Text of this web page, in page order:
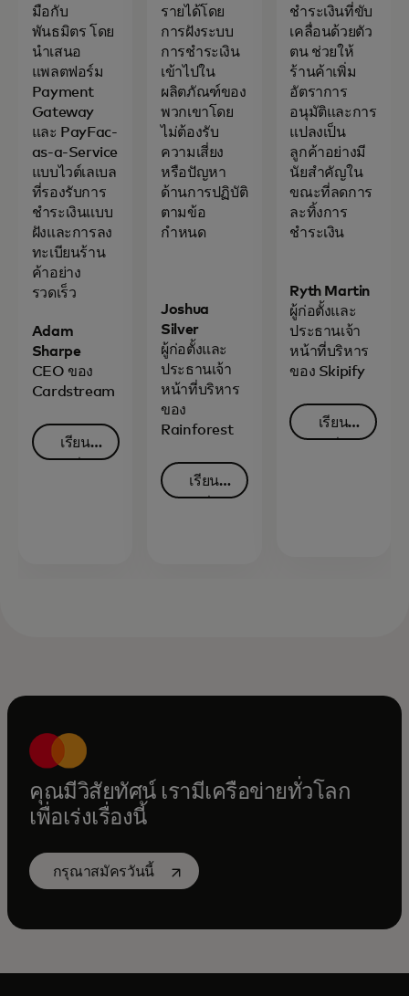
มือกับ
พันธมิตร โดย
นำเสนอ
แพลตฟอร์ม
Payment
Gateway
และ PayFac-
as-a-Service
แบบไวต์เลเบล
ที่รองรับการ
ชำระเงินแบบ
ฝังและการลง
ทะเบียนร้าน
ค้าอย่าง
รวดเร็ว
Adam
Sharpe
CEO ของ
Cardstream
เรียนรู้
opens in a new tab
รายได้โดย
การฝังระบบ
การชำระเงิน
เข้าไปใน
ผลิตภัณฑ์ของ
พวกเขาโดย
ไม่ต้องรับ
ความเสี่ยง
หรือปัญหา
ด้านการปฏิบัติ
ตามข้อ
กำหนด
Joshua
Silver
ผู้ก่อตั้งและ
ประธานเจ้า
หน้าที่บริหาร
ของ
Rainforest
เรียนรู้
ชำระเงินที่ขับ
เคลื่อนด้วยตัว
ตน ช่วยให้
ร้านค้าเพิ่ม
อัตราการ
อนุมัติและการ
แปลงเป็น
ลูกค้าอย่างมี
นัยสำคัญใน
ขณะที่ลดการ
ละทิ้งการ
ชำระเงิน
Ryth Martin
ผู้ก่อตั้งและ
ประธานเจ้า
หน้าที่บริหาร
ของ Skipify
เรียนรู้
คุณมีวิสัยทัศน์ เรามีเครือข่ายทั่วโลก
เพื่อเร่งเรื่องนี้
กรุณาสมัครวันนี้ opens in a new tab